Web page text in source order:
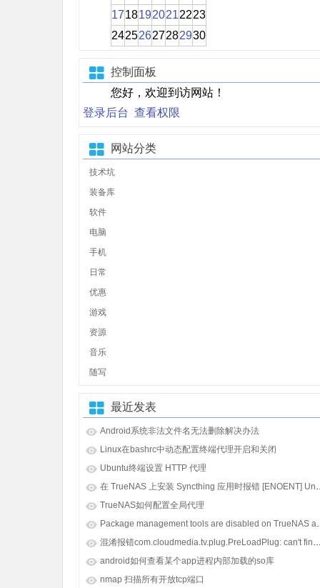
17181920212223
24252627282930
控制面板
您好，欢迎到访网站！
登录后台 查看权限
网站分类
技术坑
装备库
软件
电脑
手机
日常
优惠
游戏
资源
音乐
随写
最近发表
Android系统非法文件名无法删除解决办法
Linux在bashrc中动态配置终端代理开启和关闭
Ubuntu终端设置 HTTP 代理
在 TrueNAS 上安装
TrueNAS如何配置全局代理
Package
混淆报错com.cloudmedia.tv.plug.PreLoadPlug: can't find
android如何查看某个app进程内部加载的so库
nmap 扫描所有开放tcp端口